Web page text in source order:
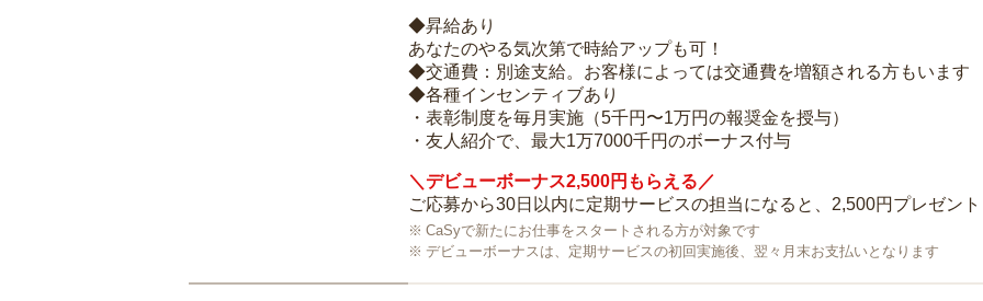
◆昇給あり
あなたのやる気次第で時給アップも可！
◆交通費：別途支給。お客様によっては交通費を増額される方もいます
◆各種インセンティブあり
・表彰制度を毎月実施（5千円〜1万円の報奨金を授与）
・友人紹介で、最大1万7000千円のボーナス付与
＼デビューボーナス2,500円もらえる／
ご応募から30日以内に定期サービスの担当になると、2,500円プレゼント
CaSyで新たにお仕事をスタートされる方が対象です
デビューボーナスは、定期サービスの初回実施後、翌々月末お支払いとなります